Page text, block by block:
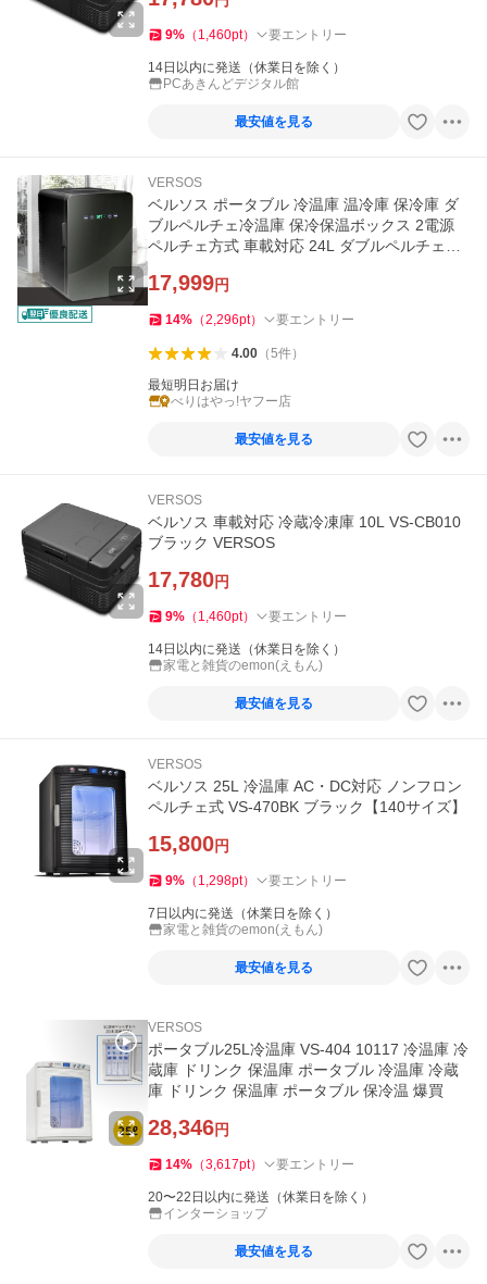
9% （ 1,460pt） 要エントリー
14日以内に発送（休業日を除く）
PCあきんどデジタル館
最安値を見る
VERSOS
ベルソス ポータブル 冷温庫 温冷庫 保冷庫 ダ
ブルペルチェ冷温庫 保冷保温ボックス 2電源
ペルチェ方式 車載対応 24L ダブルペルチェ冷
17,999円
14% （2,296pt） 要エントリー
4.00（5件）
最短明日お届け
べりはやっ!ヤフー店
最安値を見る
VERSOS
ベルソス 車載対応 冷蔵冷凍庫 10L VS-CB010
ブラック VERSOS
17,780円
9% （ 1,460pt） 要エントリー
14日以内に発送（休業日を除く）
家電と雑貨のemon(えもん)
最安値を見る
VERSOS
ベルソス 25L 冷温庫 AC・DC対応 ノンフロン
ペルチェ式 VS-470BK ブラック【140サイズ】
15,800円
9% （ 1,298pt） 要エントリー
7日以内に発送（休業日を除く）
家電と雑貨のemon(えもん)
最安値を見る
VERSOS
ポータブル25L冷温庫 VS-404 10117 冷温庫 冷
蔵庫 ドリンク 保温庫 ポータブル 冷温庫 冷蔵
庫 ドリンク 保温庫 ポータブル 保冷温 爆買
28,346円
14% （3,617pt） 要エントリー
20〜22日以内に発送（休業日を除く）
インターショップ
最安値を見る